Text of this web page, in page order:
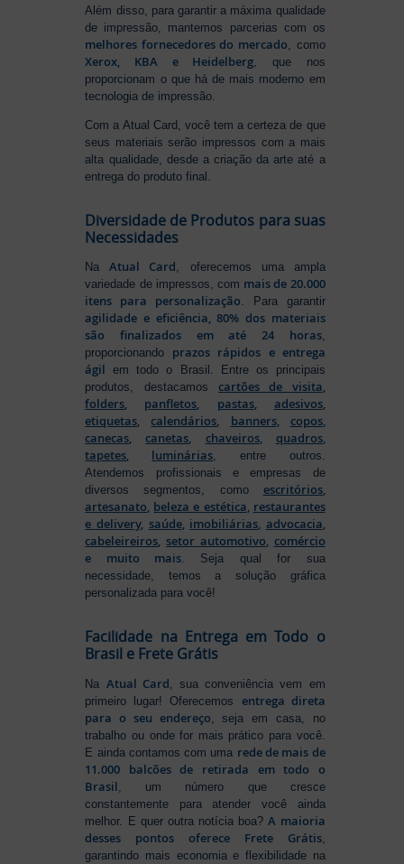
Além disso, para garantir a máxima qualidade
de impressão, mantemos parcerias com os
melhores fornecedores do mercado , como
Xerox, KBA e Heidelberg , que nos
proporcionam o que há de mais moderno em
tecnologia de impressão.
Com a Atual Card, você tem a certeza de que
seus materiais serão impressos com a mais
alta qualidade, desde a criação da arte até a
entrega do produto final.
Diversidade de Produtos para suas
Necessidades
NaAtual Card, oferecemos uma ampla
variedade de impressos, com mais de 20.000
itens para personalização. Para garantir
agilidade e eficiência, 80% dos materiais
são finalizados em até 24 horas,
proporcionando prazos rápidos e entrega
ágil em todo o Brasil. Entre os principais
produtos, destacamos cartões de visita,
folders, panfletos, pastas, adesivos,
etiquetas,calendários, banners, copos,
canecas,canetas, chaveiros, quadros,
tapetes, luminárias, entre outros.
Atendemos profissionais e empresas de
diversos segmentos, como escritórios,
artesanato, beleza e estética, restaurantes
e delivery, saúde, imobiliárias, advocacia,
cabeleireiros, setor automotivo, comércio
e muito mais. Seja qual for sua
necessidade, temos a solução gráfica
personalizada para você!
Facilidade na Entrega em Todo o
Brasil e Frete Grátis
Na Atual Card, sua conveniência vem em
primeiro lugar! Oferecemos entrega direta
para o seu endereço, seja em casa, no
trabalho ou onde for mais prático para você.
E ainda contamos com uma rede de mais de
11.000 balcões de retirada em todo o
Brasil, um número que cresce
constantemente para atender você ainda
melhor. E quer outra notícia boa?A maioria
desses pontos oferece Frete Grátis,
garantindo mais economia e flexibilidade na